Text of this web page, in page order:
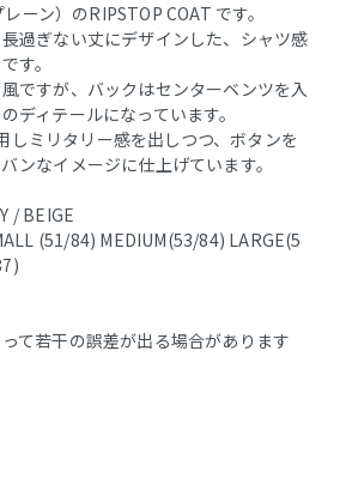
ーン）のRIPSTOP COAT です。
過ぎない丈にデザインした、シャツ感
す。
ですが、バックはセンターベンツを入
ディテールになっています。
しミリタリー感を出しつつ、ボタンを
ンなイメージに仕上げています。
/ BEIGE
(51/84) MEDIUM(53/84) LARGE(5
て若干の誤差が出る場合があります